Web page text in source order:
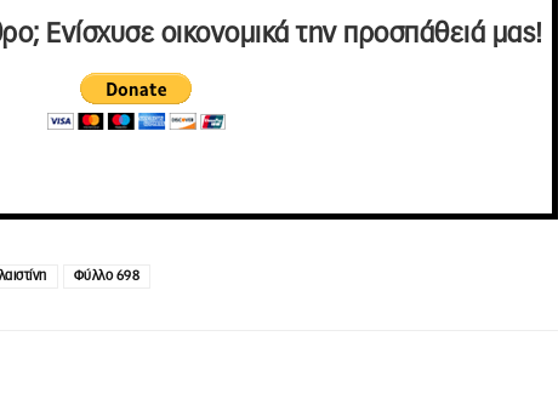
Ενίσχυσε οικονομικά την προσπάθειά μας!
Φύλλο 698